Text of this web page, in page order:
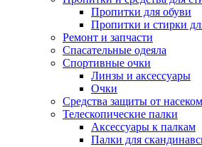
Пропитки для обуви
Пропитки и стирки
Ремонт и запчасти
Спасательные одеяла
Спортивные очки
Линзы и аксессуары
Очки
Средства защиты от
Телескопические палки
Аксессуары к палкам
Палки для